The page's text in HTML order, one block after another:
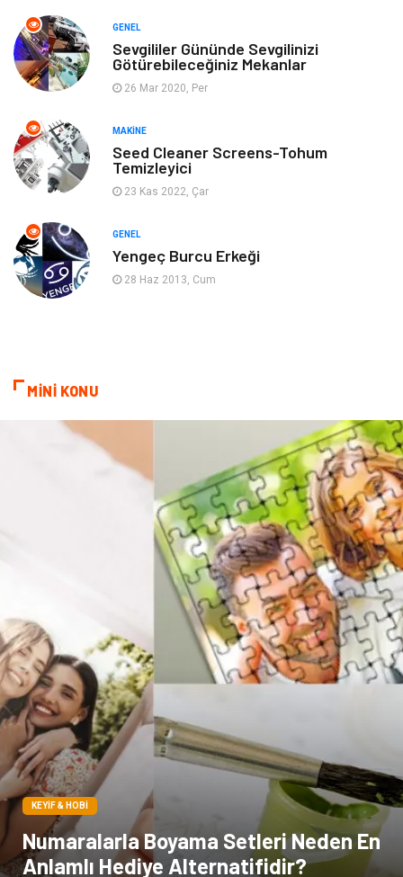
Anne & Çocuk Genel Kültür
Ev İşleri
Gençlik & Eğlence
Mobilya
Evlilik Rehberi
Astroloji Keyfinizi Kaçırmayın
Çadır
Pet Malzemeleri
GENEL
Sevgililer Gününde Sevgilinizi
Götürebileceğiniz Mekanlar
26 Mar 2020, Per
MAKINE
Seed Cleaner Screens-Tohum
Temizleyici
23 Kas 2022, Çar
GENEL
Yengeç Burcu Erkeği
28 Haz 2013, Cum
MİNİ KONU
KEYIF & HOBI
Numaralarla Boyama Setleri Neden En
Anlamlı Hediye Alternatifidir?